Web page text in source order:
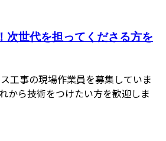
次世代を担ってくださる方を
工事の現場作業員を募集していま
から技術をつけたい方を歓迎しま